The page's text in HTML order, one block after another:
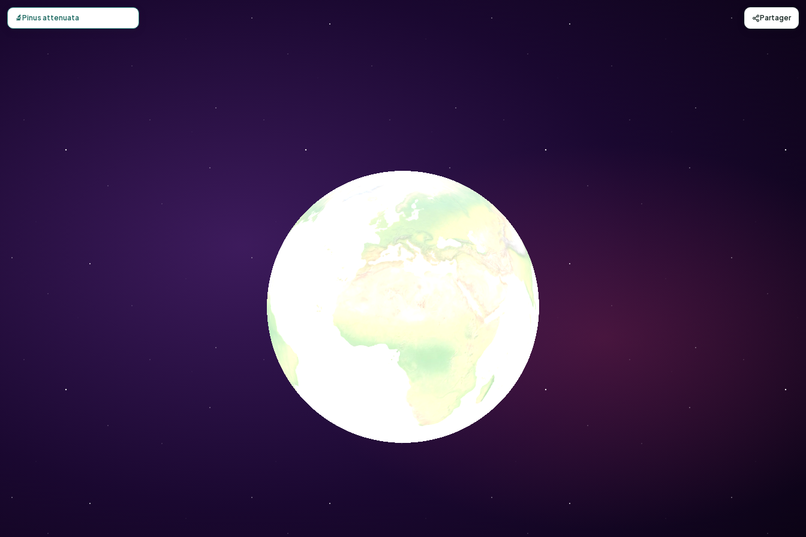
Carte d'observation du Pinus attenuata (Pinus quadrifolia) - Conservation Nature
🔬Pinus attenuata Partager